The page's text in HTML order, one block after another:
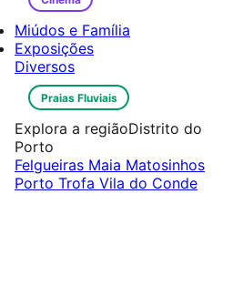
Miúdos e Família
Exposições
Diversos
Praias Fluviais
Explora a regiãoDistrito do
Porto
Felgueiras Maia Matosinhos
Porto Trofa Vila do Conde